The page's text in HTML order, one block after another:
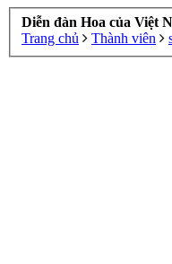
Diễn đàn Hoa của Việt
Trang chủ
Thành viên